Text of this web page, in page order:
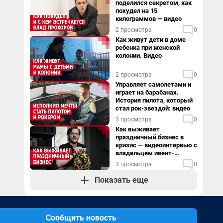
поделился секретом, как
похудел на 15
килограммов — видео
2 просмотра 0
Как живут дети в доме
ребенка при женской
колонии. Видео
2 просмотра 0
Управляет самолетами и
играет на барабанах.
История пилота, который
стал рок-звездой: видео
3 просмотра 0
Как выживает
праздничный бизнес в
кризис — видеоинтервью с
владельцем ивент-
агентства
3 просмотра 0
Показать еще
Сообщить новость